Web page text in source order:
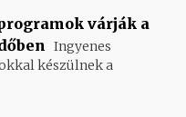
várják a
Ingyenes
készülnek a